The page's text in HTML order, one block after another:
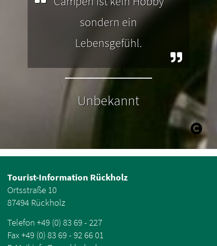
sondern ein
Lebensgefühl.
Unbekannt
Tourist-Information Rückholz
Ortsstraße 10
87494 Rückholz
Telefon +49 (0) 83 69 - 227
Fax +49 (0) 83 69 - 92 66 01